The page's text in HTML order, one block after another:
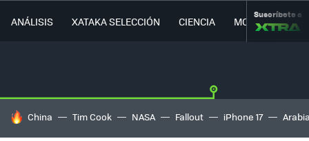
ANÁLISIS XATAKA SELECCIÓN CIENCIA MOVILIDAD
Suscríbete a
HOY SE HABLA DE
China Tim Cook NASA Fallout iPhone 17